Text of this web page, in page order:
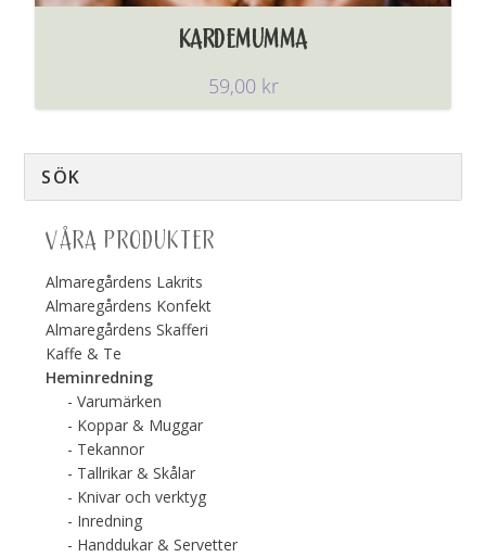
KARDEMUMMA
59,00 kr
VÅRA PRODUKTER
Almaregårdens Lakrits
Almaregårdens Konfekt
Almaregårdens Skafferi
Kaffe & Te
Heminredning
Varumärken
Koppar & Muggar
Tekannor
Tallrikar & Skålar
Knivar och verktyg
Inredning
Handdukar & Servetter